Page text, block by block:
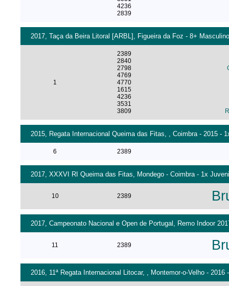
4236
2839
2017, Taça da Beira Litoral [ARBL], Figueira da Foz - 8+
1
2389
2840
2798
4769
4770
1615
4236
3531
3809
2015, Regata Internacional Queima das Fitas, , Coimbra - 2015 -
6 2389
2017, XXXVI RI Queima das Fitas, Mondego - Coimbra - 1x
10 2389
2017, Campeonato Nacional e Open de Portugal, Remo Indoor
11 2389
2016, 11ª Regata Internacional Litocar, , Montemor-o-Velho -